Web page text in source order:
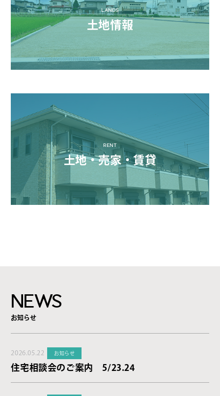
LANDS
土地情報
RENT
土地・売家・賃貸
NEWS
お知らせ
2026.05.22 お知らせ
住宅相談会のご案内 5/23.24